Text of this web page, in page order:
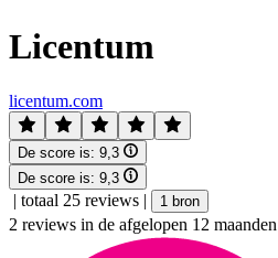
Licentum
licentum.com
De score is: 9,3
De score is: 9,3
| totaal 25 reviews | 1 bron
2 reviews in de afgelopen 12 maanden